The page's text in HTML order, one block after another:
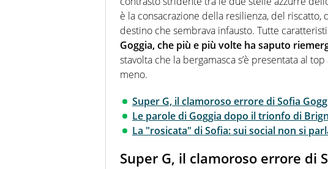
è la consacrazione della resilienza, del
destino che sembrava infausto. Tutte
Goggia, che più e più volte ha saputo
stavolta che la bergamasca s’è presentata al
meno.
Super G, il clamoroso errore di Sofia
Le parole di Goggia dopo il trionfo di
La "rosicata" di Sofia: sui social non si
Super G, il clamoroso errore di